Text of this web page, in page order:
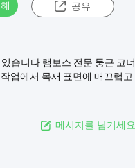
공유
습니다 램보스 전문 둥근 코너
업에서 목재 표면에 매끄럽고
메시지를 남기세요